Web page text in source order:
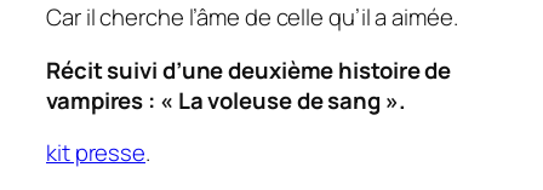
Car il cherche l’âme de celle qu’il a aimée.
Récit suivi d’une deuxième histoire de
vampires : « La voleuse de sang ».
kit presse.